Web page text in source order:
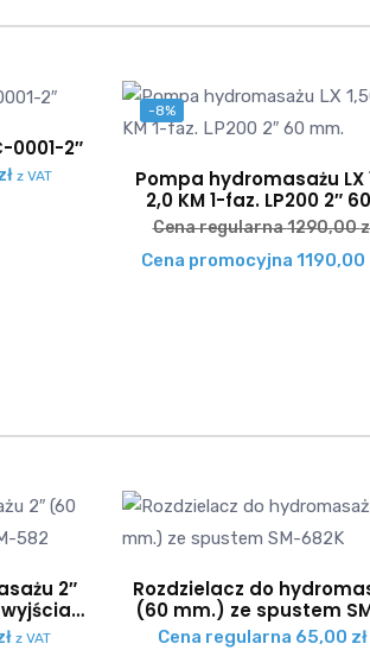
0001-2″
z VAT
-8%
Pompa hydromasażu LX
2,0 KM 1-faz. LP200 2″
Cena regularna1290,00
Cena promocyjna 1190,00
2″
z VAT
Rozdzielacz do
(60 mm.) ze spustem
Cena regularna 65,00 zł